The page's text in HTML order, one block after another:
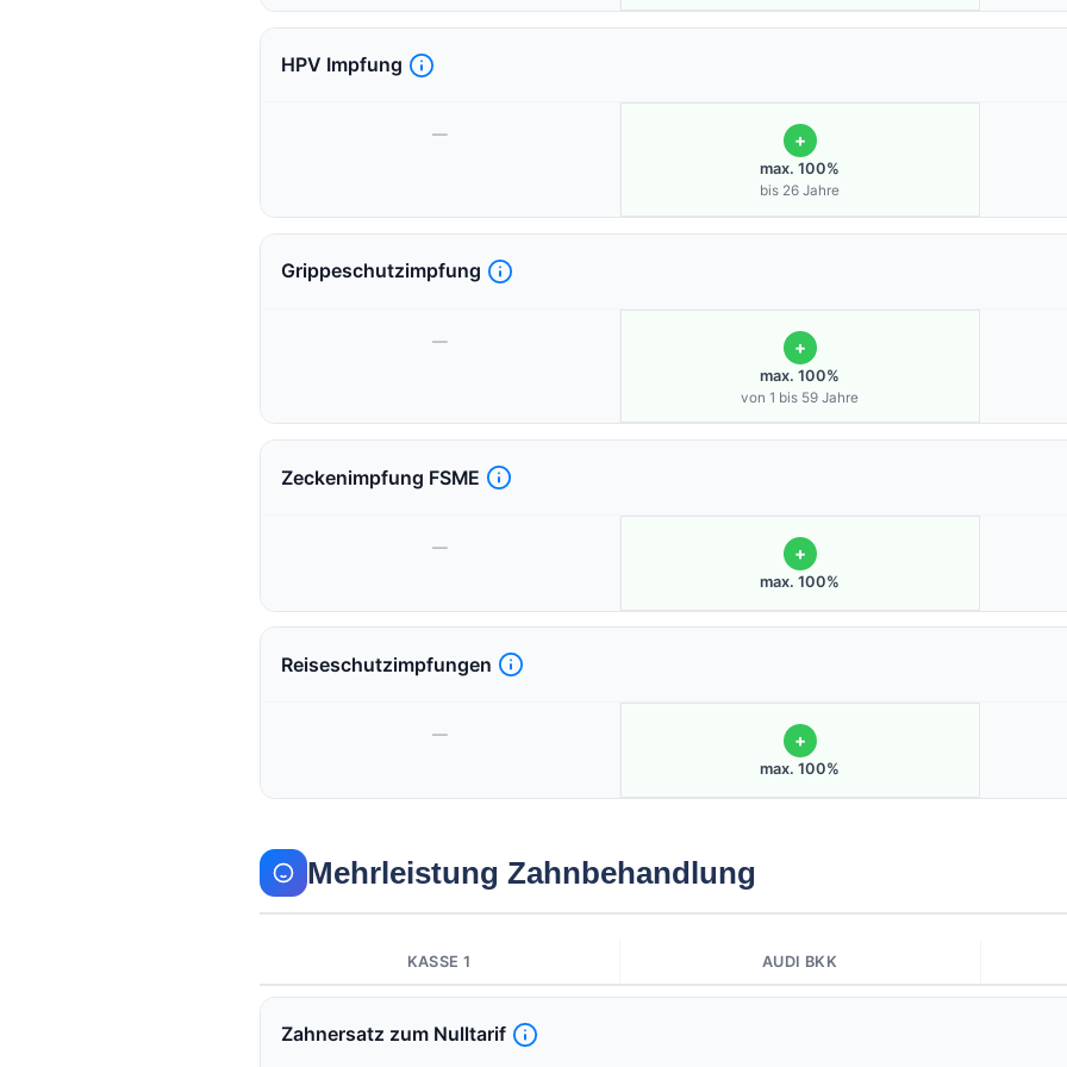
HPV Impfung
— +
max. 100%
bis 26 Jahre
Grippeschutzimpfung
— +
max. 100%
von 1 bis 59 Jahre
Zeckenimpfung FSME
— +
max. 100%
Reiseschutzimpfungen
— +
max. 100%
Mehrleistung Zahnbehandlung
KASSE 1 AUDI BKK
Zahnersatz zum Nulltarif